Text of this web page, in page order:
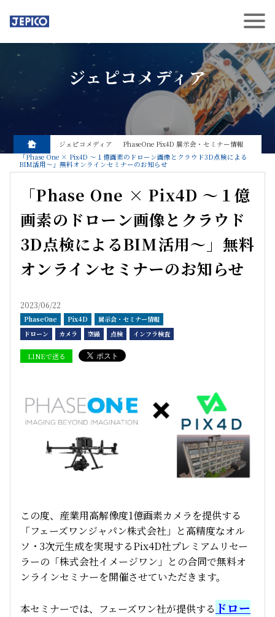
ジェピコメディア
ジェピコメディア PhaseOne Pix4D 展示会・セミナー情報
「Phase One × Pix4D ～１億画素のドローン画像とクラウド3D点検による
BIM活用～」無料オンラインセミナーのお知らせ
「Phase One × Pix4D ～１億
画素のドローン画像とクラウド
3D点検によるBIM活用～」無料
オンラインセミナーのお知らせ
2023/06/22
PhaseOne Pix4D
展示会・セミナー情報
ドローン
カメラ 空撮 点検 インフラ検査
LINEで送る
この度、産業用高解像度1億画素カメラを提供する
「フェーズワンジャパン株式会社」と高精度なオル
ソ・3次元生成を実現するPix4D社プレミアムリセー
ラーの「株式会社イメージワン」との合同で無料オ
ンラインセミナーを開催させていただきます。
本セミナーでは、フェーズワン社が提供する ドロー